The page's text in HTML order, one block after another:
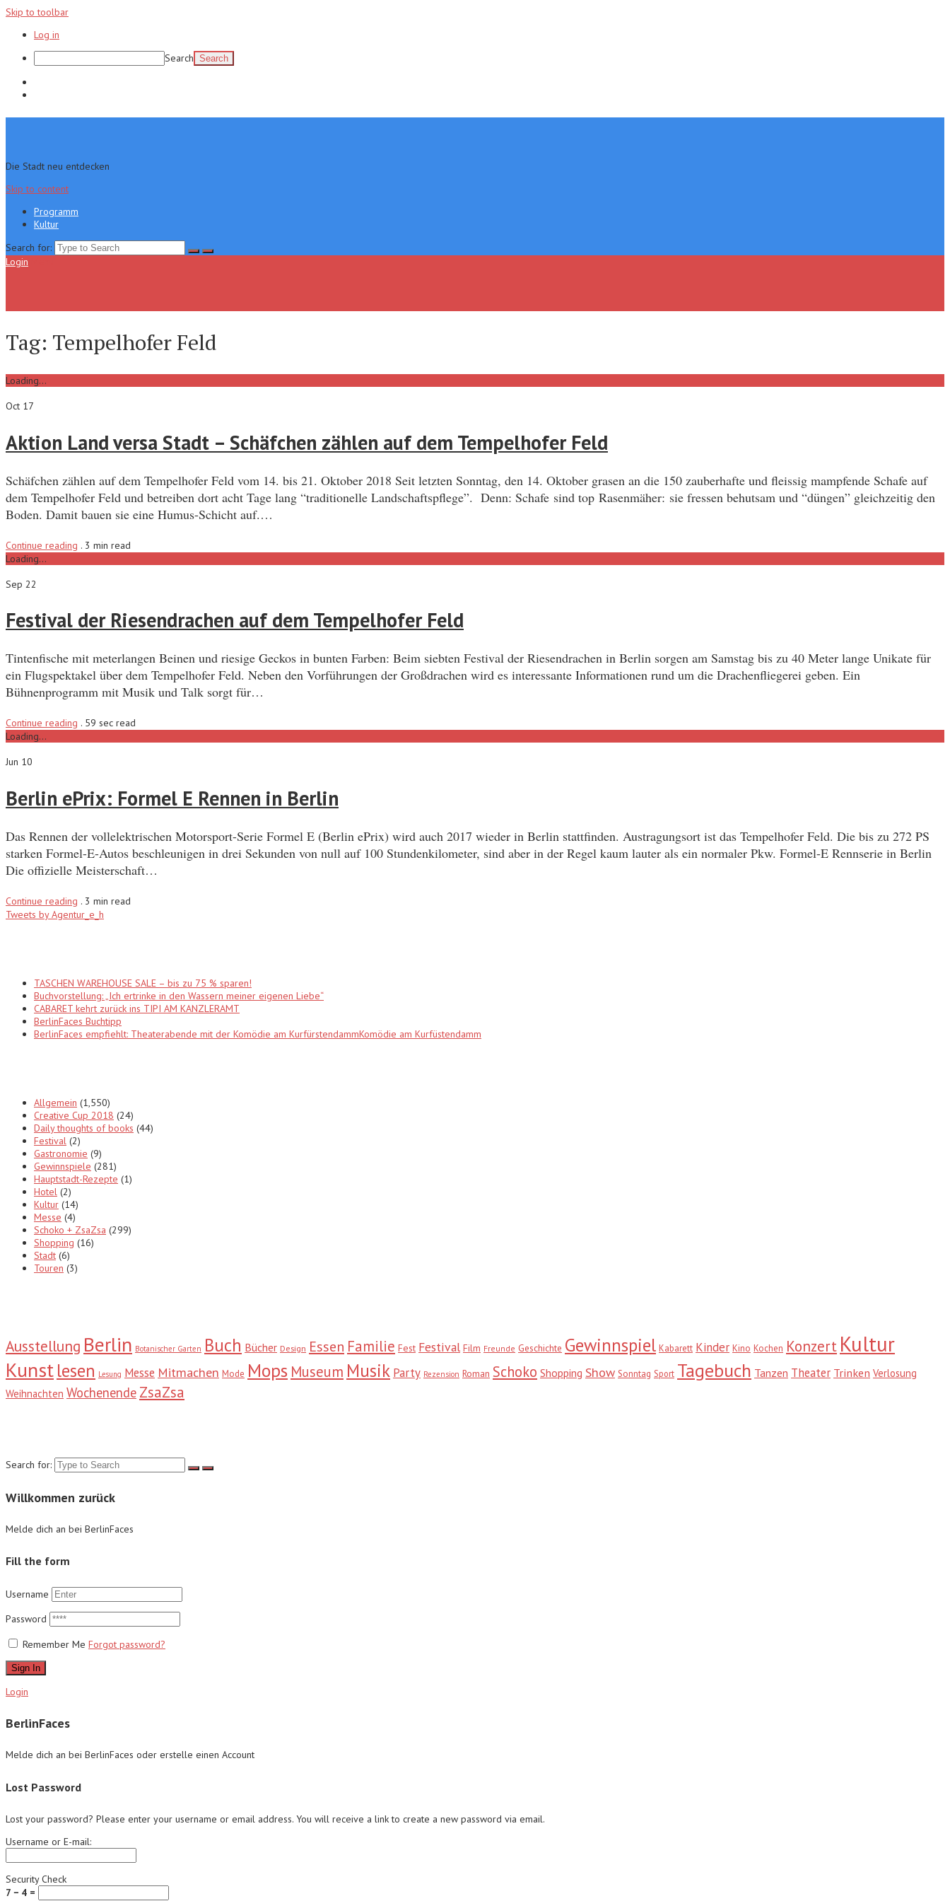
Skip to toolbar
Log in
Search
Die Stadt neu entdecken
Skip to content
Programm
Kultur
Search for:
Login
Tag: Tempelhofer Feld
Loading...
Oct 17
Aktion Land versa Stadt – Schäfchen zählen auf dem Tempelhofer Feld
Schäfchen zählen auf dem Tempelhofer Feld vom 14. bis 21. Oktober 2018 Seit letzten Sonntag, den 14. Oktober grasen an die 150 zauberhafte und fleissig mampfende Schafe auf
dem Tempelhofer Feld und betreiben dort acht Tage lang “traditionelle Landschaftspflege”. Denn: Schafe sind top Rasenmäher: sie fressen behutsam und “düngen” gleichzeitig den
Boden. Damit bauen sie eine Humus-Schicht auf.…
Continue reading . 3 min read
Loading...
Sep 22
Festival der Riesendrachen auf dem Tempelhofer Feld
Tintenfische mit meterlangen Beinen und riesige Geckos in bunten Farben: Beim siebten Festival der Riesendrachen in Berlin sorgen am Samstag bis zu 40 Meter lange Unikate für
ein Flugspektakel über dem Tempelhofer Feld. Neben den Vorführungen der Großdrachen wird es interessante Informationen rund um die Drachenfliegerei geben. Ein
Bühnenprogramm mit Musik und Talk sorgt für…
Continue reading . 59 sec read
Loading...
Jun 10
Berlin ePrix: Formel E Rennen in Berlin
Das Rennen der vollelektrischen Motorsport-Serie Formel E (Berlin ePrix) wird auch 2017 wieder in Berlin stattfinden. Austragungsort ist das Tempelhofer Feld. Die bis zu 272 PS
starken Formel-E-Autos beschleunigen in drei Sekunden von null auf 100 Stundenkilometer, sind aber in der Regel kaum lauter als ein normaler Pkw. Formel-E Rennserie in Berlin
Die offizielle Meisterschaft…
Continue reading . 3 min read
Tweets by Agentur_e_h
TASCHEN WAREHOUSE SALE – bis zu 75 % sparen!
Buchvorstellung: „Ich ertrinke in den Wassern meiner eigenen Liebe“
CABARET kehrt zurück ins TIPI AM KANZLERAMT
BerlinFaces Buchtipp
BerlinFaces empfiehlt: Theaterabende mit der Komödie am KurfürstendammKomödie am Kurfüstendamm
Allgemein (1,550)
Creative Cup 2018 (24)
Daily thoughts of books (44)
Festival (2)
Gastronomie (9)
Gewinnspiele (281)
Hauptstadt-Rezepte (1)
Hotel (2)
Kultur (14)
Messe (4)
Schoko + ZsaZsa (299)
Shopping (16)
Stadt (6)
Touren (3)
Ausstellung Berlin Botanischer Garten Buch Bücher Design Essen Familie Fest Festival Film Freunde Geschichte Gewinnspiel Kabarett Kinder Kino Kochen Konzert Kultur
Kunstlesen Lesung Messe Mitmachen Mode Mops Museum Musik Party Rezension Roman Schoko Shopping Show Sonntag Sport Tagebuch Tanzen Theater Trinken Verlosung
Weihnachten Wochenende ZsaZsa
Search for:
Willkommen zurück
Melde dich an bei BerlinFaces
Fill the form
Username
Password
Remember Me Forgot password?
Sign In
Login
BerlinFaces
Melde dich an bei BerlinFaces oder erstelle einen Account
Lost Password
Lost your password? Please enter your username or email address. You will receive a link to create a new password via email.
Username or E-mail:
Security Check
7 − 4 =